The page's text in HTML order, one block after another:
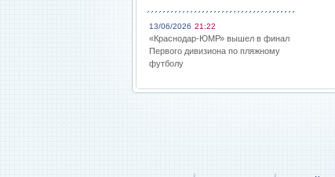
13/06/2026 21:22
«Краснодар-ЮМР» вышел в финал
Первого дивизиона по пляжному
футболу